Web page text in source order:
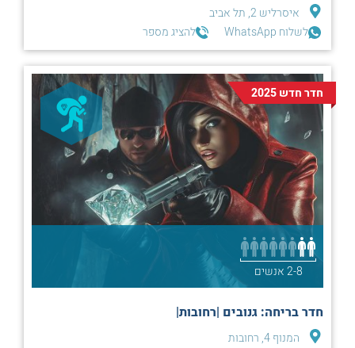
איסרליש 2, תל אביב
לשלוח WhatsApp
להציג מספר
חדר חדש 2025
2-8 אנשים
חדר בריחה: גנובים |רחובות|
המנוף 4, רחובות